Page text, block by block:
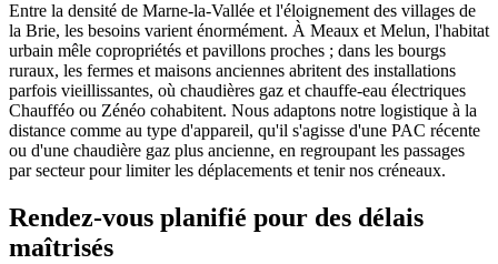
Entre la densité de Marne-la-Vallée et l'éloignement des villages de
la Brie, les besoins varient énormément. À Meaux et Melun, l'habitat
urbain mêle copropriétés et pavillons proches ; dans les bourgs
ruraux, les fermes et maisons anciennes abritent des installations
parfois vieillissantes, où chaudières gaz et chauffe-eau électriques
Chaufféo ou Zénéo cohabitent. Nous adaptons notre logistique à la
distance comme au type d'appareil, qu'il s'agisse d'une PAC récente
ou d'une chaudière gaz plus ancienne, en regroupant les passages
par secteur pour limiter les déplacements et tenir nos créneaux.
Rendez-vous planifié pour des délais
maîtrisés